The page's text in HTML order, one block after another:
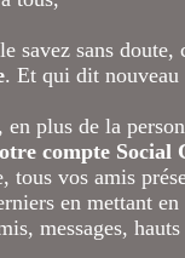
savez sans
. Et qui dit
en plus de la
compte Social
tous vos amis
en mettant
messages,